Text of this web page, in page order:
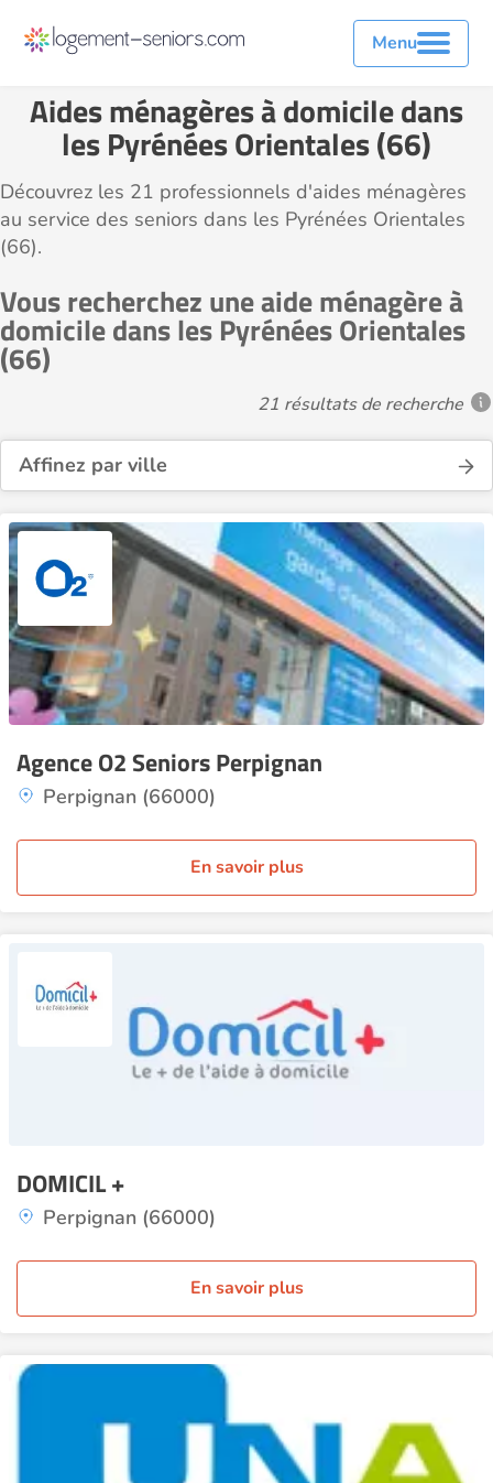
Menu
Aides ménagères à domicile dans
les Pyrénées Orientales (66)
Découvrez les 21 professionnels d'aides ménagères
au service des seniors dans les Pyrénées Orientales
(66).
Vous recherchez une aide ménagère à
domicile dans les Pyrénées Orientales
(66)
21 résultats de recherche
Affinez par ville
Agence O2 Seniors Perpignan
Perpignan (66000)
En savoir plus
DOMICIL +
Perpignan (66000)
En savoir plus